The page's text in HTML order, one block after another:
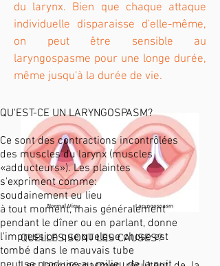
du larynx. Bien que chaque attaque
individuelle disparaisse d'elle-même,
on peut être sensible au
laryngospasme pour une longe durée,
même jusqu'à la durée de vie.
QUELLES SONT LES CAUSES?
QU'EST-CE UN LARYNGOSPASM?
Ce sont des contractions incontrôlées
des muscles du larynx (muscles
«adducteurs»). Les plaintes
s'expriment comme:
soudainement eu lieu
à tout moment, mais généralement
pendant le dîner ou en parlant, donne
l'impression que quelque chose est
tombé dans le mauvais tube